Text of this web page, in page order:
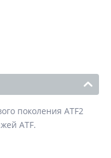
поколения ATF2
ATF.